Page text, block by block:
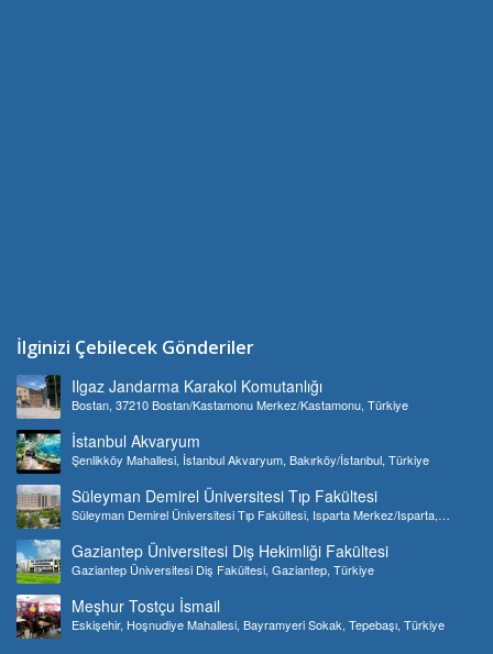
İlginizi Çebilecek Gönderiler
Ilgaz Jandarma Karakol Komutanlığı
Bostan, 37210 Bostan/Kastamonu Merkez/Kastamonu, Türkiye
İstanbul Akvaryum
Şenlikköy Mahallesi, İstanbul Akvaryum, Bakırköy/İstanbul, Türkiye
Süleyman Demirel Üniversitesi Tıp Fakültesi
Süleyman Demirel Üniversitesi Tıp Fakültesi, Isparta Merkez/Isparta,
Gaziantep Üniversitesi Diş Hekimliği Fakültesi
Gaziantep Üniversitesi Diş Fakültesi, Gaziantep, Türkiye
Meşhur Tostçu İsmail
Eskişehir, Hoşnudiye Mahallesi, Bayramyeri Sokak, Tepebaşı, Türkiye